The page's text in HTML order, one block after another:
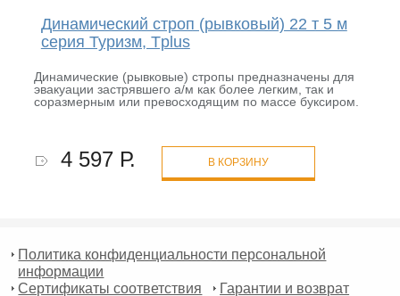
Динамический строп (рывковый) 22 т 5 м
серия Туризм, Tplus
Динамические (рывковые) стропы предназначены для
эвакуации застрявшего а/м как более легким, так и
соразмерным или превосходящим по массе буксиром.
4 597 Р. В КОРЗИНУ
Политика конфиденциальности персональной
информации
Сертификаты соответствия
Гарантии и возврат